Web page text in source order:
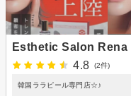
Esthetic Salon Rena
4.8
(2件)
韓国ララピール専門店☆♪